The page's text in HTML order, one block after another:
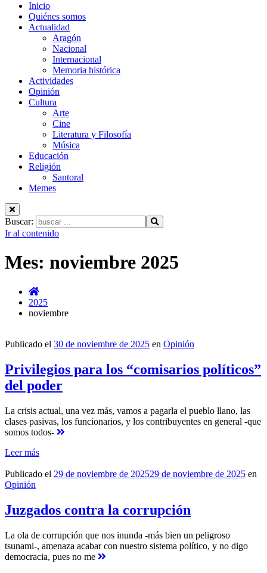
Inicio
Quiénes somos
Actualidad
Aragón
Nacional
Internacional
Memoria histórica
Actividades
Opinión
Cultura
Arte
Cine
Literatura y Filosofía
Música
Educación
Religión
Santoral
Memes
Buscar:
Ir al contenido
Mes: noviembre 2025
2025
noviembre
Publicado el 30 de noviembre de 2025 en Opinión
Privilegios para los “comisarios políticos”
del poder
La crisis actual, una vez más, vamos a pagarla el pueblo llano, las
clases pasivas, los funcionarios, y los contribuyentes en general -que
somos todos-
Leer más
Publicado el 29 de noviembre de 202529 de noviembre de 2025 en
Opinión
Juzgados contra la corrupción
La ola de corrupción que nos inunda -más bien un peligroso
tsunami-, amenaza acabar con nuestro sistema político, y no digo
democracia, pues no me